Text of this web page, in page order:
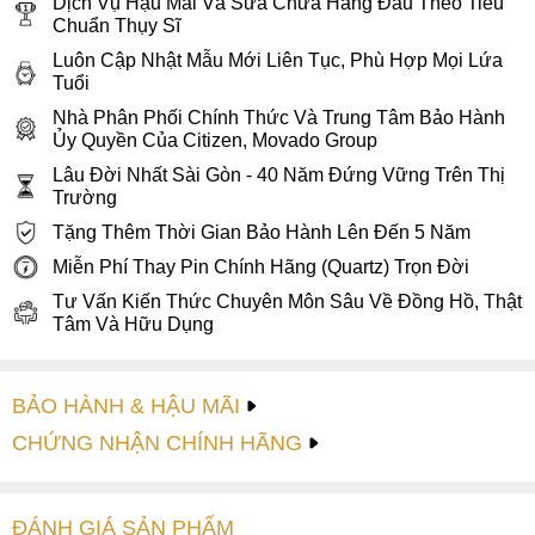
Mặt số màu trắng bạc thanh lịch chải tia sunray đồng tâm
đẹp mắt được trang bị ô lịch ngày tiện dụng
Mặc dù Citizen BI5000-10A vẫn giữ nguyên thiết kế truyền
thống, mặt
đồng hồ tròn, trong suốt cùng với kiểu hiển thị
giờ Analog. Tuy nhiên, điểm nổi bật nhất của đồng hồ được
đổi màu khi nghiêng đồng hồ theo góc sáng, toát lên vẻ
sang trọng và nổi bật cho người sở hữu. Logo Citizen được
mức vừa phải chứ không chịu trầy tốt bằng kính sapphire,
Chuẩn Thụy Sĩ
Luôn Cập Nhật Mẫu Mới Liên Tục, Phù Hợp Mọi Lứa
Tuổi
Nhà Phân Phối Chính Thức Và Trung Tâm Bảo Hành
Ủy Quyền Của Citizen, Movado Group
Lâu Đời Nhất Sài Gòn - 40 Năm Đứng Vững Trên Thị
Trường
Tặng Thêm Thời Gian Bảo Hành Lên Đến 5 Năm
Miễn Phí Thay Pin Chính Hãng (Quartz) Trọn Đời
Tư Vấn Kiến Thức Chuyên Môn Sâu Về Đồng Hồ, Thật
Tâm Và Hữu Dụng
BẢO HÀNH & HẬU MÃI
CHỨNG NHẬN CHÍNH HÃNG
ĐÁNH GIÁ SẢN PHẤM